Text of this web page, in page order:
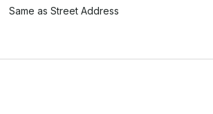
Same as Street Address